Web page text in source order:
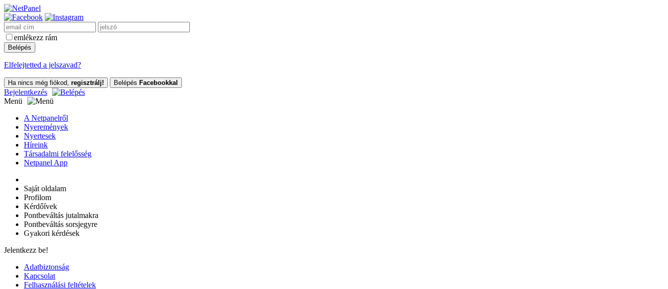
emlékezz rám
Elfelejtetted a jelszavad?
Ha nincs még fiókod, regisztrálj! Belépés Facebookkal
Bejelentkezés
Menü
A Netpanelről
Nyeremények
Nyertesek
Híreink
Társadalmi felelősség
Netpanel App
Saját oldalam
Profilom
Kérdőívek
Pontbeváltás jutalmakra
Pontbeváltás sorsjegyre
Gyakori kérdések
Jelentkezz be!
Adatbiztonság
Kapcsolat
Felhasználási feltételek